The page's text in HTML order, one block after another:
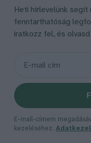
Heti hírlevelünk segít
fenntarthatóság
iratkozz fel, és
E-mail-címem
kezeléséhez.